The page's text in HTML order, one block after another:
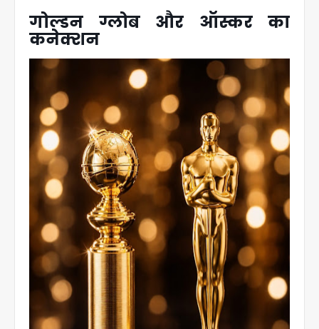
गोल्डन ग्लोब और ऑस्कर का
कनेक्शन